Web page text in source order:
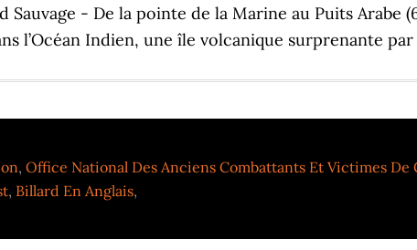
, Office National Des Anciens Combattants Et Victimes De
, Billard En Anglais,